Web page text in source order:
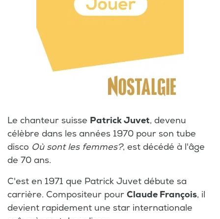
Le chanteur suisse Patrick Juvet, devenu
célèbre dans les années 1970 pour son tube
disco Où sont les femmes?, est décédé à l'âge
de 70 ans.
C'est en 1971 que Patrick Juvet débute sa
carrière. Compositeur pour Claude François, il
devient rapidement une star internationale